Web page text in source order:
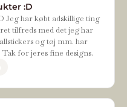
:D
Jeg har købt adskillige ting
tilfreds med det jeg har
og tøj mm. har
for jeres fine designs.